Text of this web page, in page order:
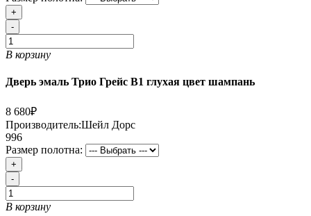
+
-
В корзину
Дверь эмаль Трио Грейс В1 глухая цвет шампань
8 680₽
Производитель:Шейл Дорс
996
Размер полотна:
+
-
В корзину